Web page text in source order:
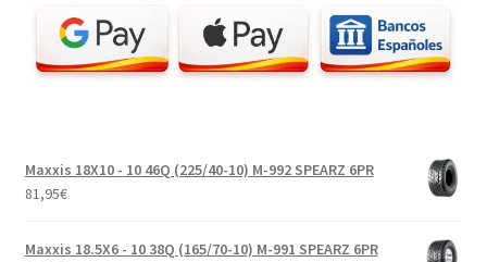
Maxxis 18X10 - 10 46Q (225/40-10) M-992 SPEARZ 6PR
81,95€
Maxxis 18.5X6 - 10 38Q (165/70-10) M-991 SPEARZ 6PR